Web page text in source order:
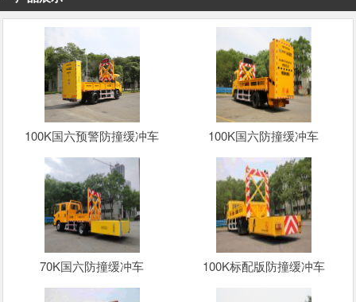
100K国六预警防撞缓冲车 100K国六防撞缓冲车
70K国六防撞缓冲车 100K标配版防撞缓冲车